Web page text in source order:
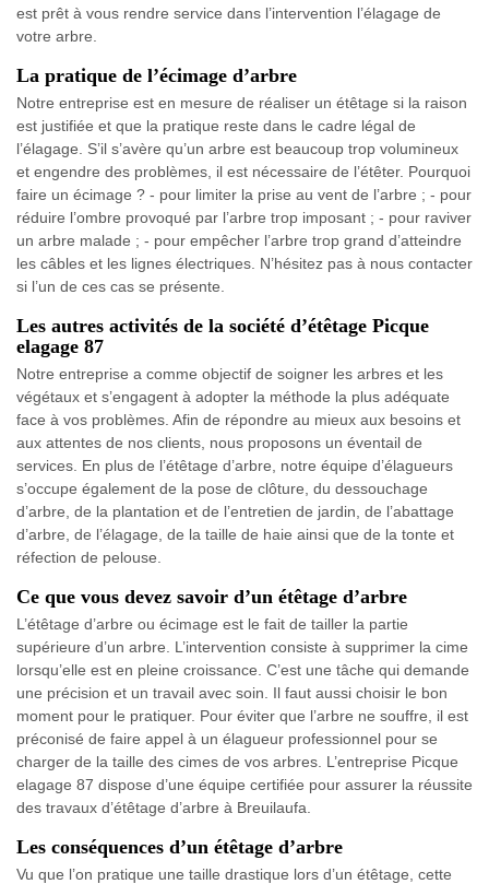
est prêt à vous rendre service dans l’intervention l’élagage de
votre arbre.
La pratique de l’écimage d’arbre
Notre entreprise est en mesure de réaliser un étêtage si la raison
est justifiée et que la pratique reste dans le cadre légal de
l’élagage. S’il s’avère qu’un arbre est beaucoup trop volumineux
et engendre des problèmes, il est nécessaire de l’étêter. Pourquoi
faire un écimage ? - pour limiter la prise au vent de l’arbre ; - pour
réduire l’ombre provoqué par l’arbre trop imposant ; - pour raviver
un arbre malade ; - pour empêcher l’arbre trop grand d’atteindre
les câbles et les lignes électriques. N’hésitez pas à nous contacter
si l’un de ces cas se présente.
Les autres activités de la société d’étêtage Picque
elagage 87
Notre entreprise a comme objectif de soigner les arbres et les
végétaux et s’engagent à adopter la méthode la plus adéquate
face à vos problèmes. Afin de répondre au mieux aux besoins et
aux attentes de nos clients, nous proposons un éventail de
services. En plus de l’étêtage d’arbre, notre équipe d’élagueurs
s’occupe également de la pose de clôture, du dessouchage
d’arbre, de la plantation et de l’entretien de jardin, de l’abattage
d’arbre, de l’élagage, de la taille de haie ainsi que de la tonte et
réfection de pelouse.
Ce que vous devez savoir d’un étêtage d’arbre
L’étêtage d’arbre ou écimage est le fait de tailler la partie
supérieure d’un arbre. L’intervention consiste à supprimer la cime
lorsqu’elle est en pleine croissance. C’est une tâche qui demande
une précision et un travail avec soin. Il faut aussi choisir le bon
moment pour le pratiquer. Pour éviter que l’arbre ne souffre, il est
préconisé de faire appel à un élagueur professionnel pour se
charger de la taille des cimes de vos arbres. L’entreprise Picque
elagage 87 dispose d’une équipe certifiée pour assurer la réussite
des travaux d’étêtage d’arbre à Breuilaufa.
Les conséquences d’un étêtage d’arbre
Vu que l’on pratique une taille drastique lors d’un étêtage, cette